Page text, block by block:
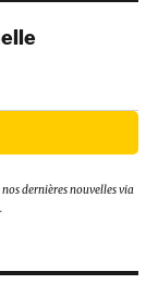
dernières nouvelles via